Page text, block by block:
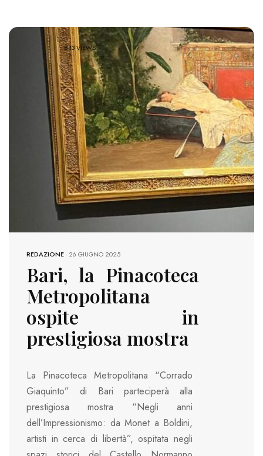
843 VIEWS
REDAZIONE-26 GIUGNO 2025
Bari, la Pinacoteca
Metropolitana
ospite in
prestigiosa mostra
La Pinacoteca Metropolitana “Corrado
Giaquinto” di Bari parteciperà alla
prestigiosa mostra “Negli anni
dell’Impressionismo: da Monet a Boldini,
artisti in cerca di libertà”, ospitata negli